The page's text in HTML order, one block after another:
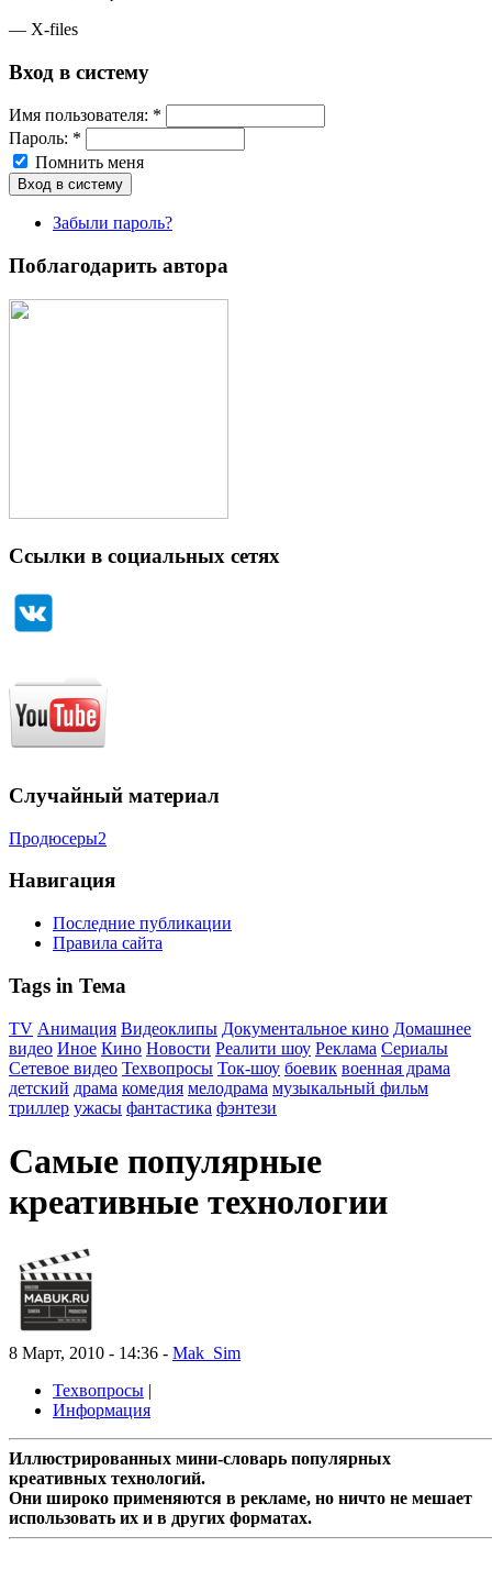
— X-files
Вход в систему
Имя пoльзовaтeля: *
Пароль: *
Помнить меня
Забыли пароль?
Поблагодарить автора
Ссылки в социальных сетях
Случайный материал
Продюсеры2
Навигация
Последние публикации
Правила сайта
Tags in Тема
TV Анимация Видеоклипы Документальное кино Домашнее
видео Иное Кино Новости Реалити шоу Реклама Сериалы
Сетевое видео Техвопросы Ток-шоу боевик военная драма
детский драма комедия мелодрама музыкальный фильм
триллер ужасы фантастика фэнтези
Самые популярные
креативные технологии
8 Март, 2010 - 14:36 - Mak_Sim
Техвопросы |
Информация
Иллюстрированных мини-словарь популярных
креативных технологий.
Они широко применяются в рекламе, но ничто не мешает
использовать их и в других форматах.